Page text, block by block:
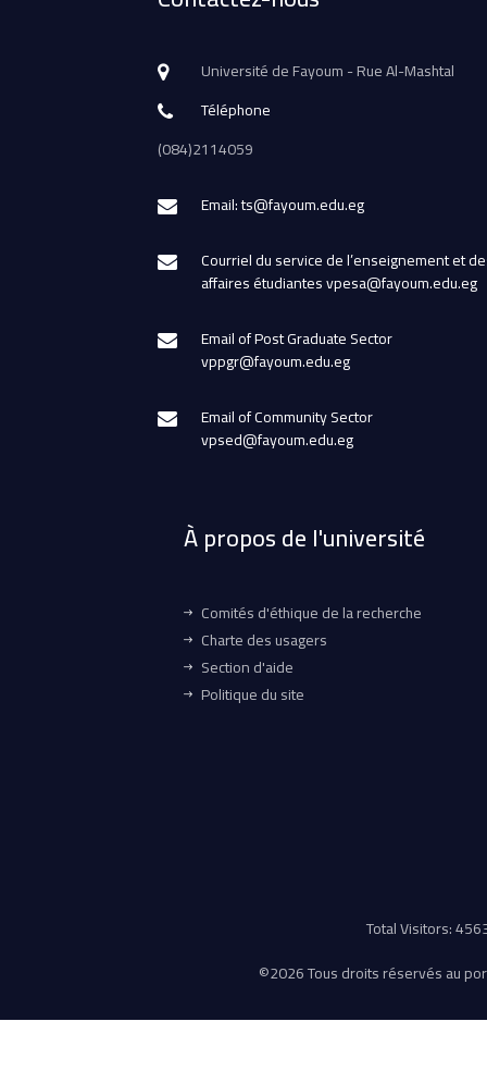
Université de Fayoum - Rue Al-Mashtal
Téléphone
(084)2114059
Email: ts@fayoum.edu.eg
Courriel du service de l’enseignement et
affaires étudiantes vpesa@fayoum.edu.eg
Email of Post Graduate Sector
vppgr@fayoum.edu.eg
Email of Community Sector
vpsed@fayoum.edu.eg
À propos de l'université
Comités d'éthique de la recherche
Charte des usagers
Section d'aide
Politique du site
Total Visitors:
©2026 Tous droits réservés au